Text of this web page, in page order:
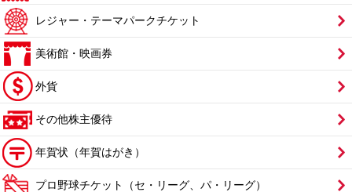
レジャー・テーマパークチケット
美術館・映画券
外貨
その他株主優待
年賀状（年賀はがき）
プロ野球チケット（セ・リーグ、パ・リーグ）